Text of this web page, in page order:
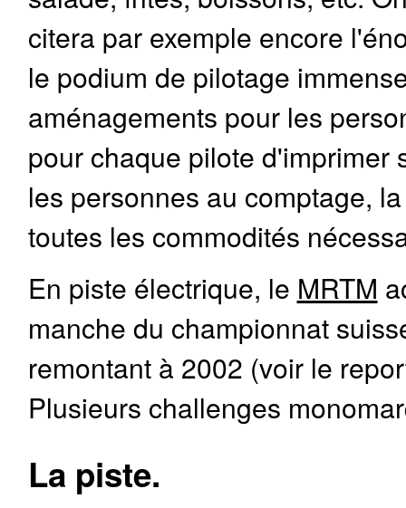
citera par exemple encore
le podium de pilotage
aménagements pour les
pour chaque pilote d'imprimer
les personnes au comptage,
toutes les commodités
En piste électrique, le MRTM
manche du championnat
remontant à 2002 (voir le
Plusieurs challenges
La piste.